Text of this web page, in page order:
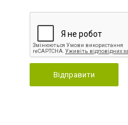
Відправити